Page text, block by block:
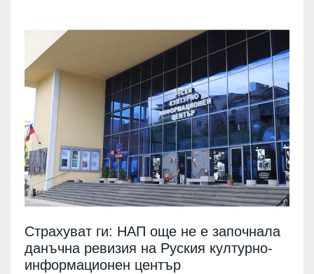
Страхуват ги: НАП още не е започнала
данъчна ревизия на Руския културно-
информационен център